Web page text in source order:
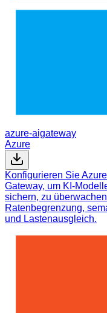
azure-aigateway
Azure
Konfigurieren Sie
Gateway, um KI-
sichern, zu
Ratenbegrenzung,
und Lastenausgleich.